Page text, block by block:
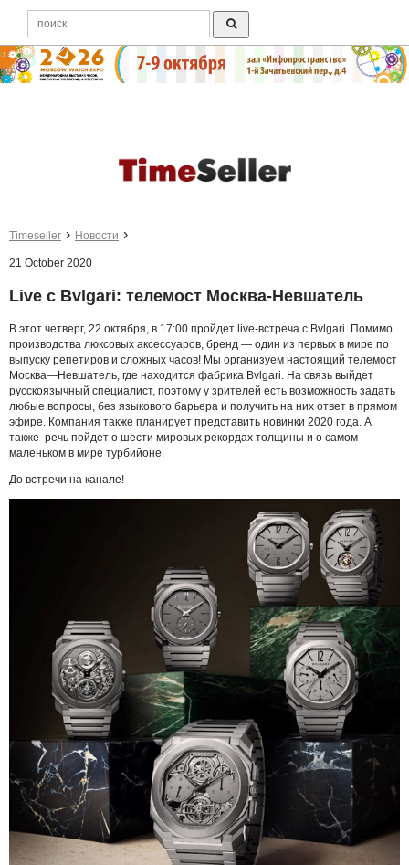
Timeseller Новости
21 October 2020
Live с Bvlgari: телемост Москва-Невшатель
В этот четверг, 22 октября, в 17:00 пройдет live-встреча с Bvlgari. Помимо
производства люксовых аксессуаров, бренд — один из первых в мире по
выпуску репетиров и сложных часов! Мы организуем настоящий телемост
Москва—Невшатель, где находится фабрика Bvlgari. На связь выйдет
русскоязычный специалист, поэтому у зрителей есть возможность задать
любые вопросы, без языкового барьера и получить на них ответ в прямом
эфире. Компания также планирует представить новинки 2020 года. А
также речь пойдет о шести мировых рекордах толщины и о самом
маленьком в мире турбийоне.
До встречи на канале!